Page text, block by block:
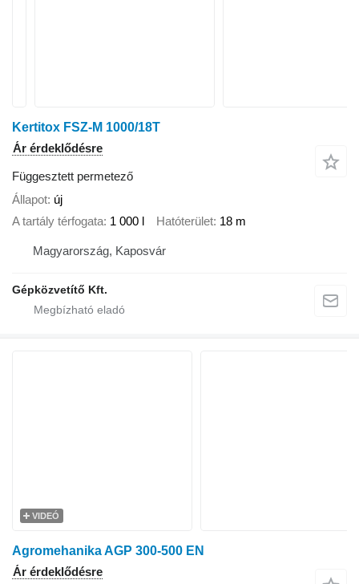
Kertitox FSZ-M 1000/18T
Ár érdeklődésre
Függesztett permetező
Állapot új
A tartály térfogata 1 000 l Hatóterület 18 m
Magyarország, Kaposvár
Gépközvetítő Kft.
VIDEÓ
Agromehanika AGP 300-500 EN
Ár érdeklődésre